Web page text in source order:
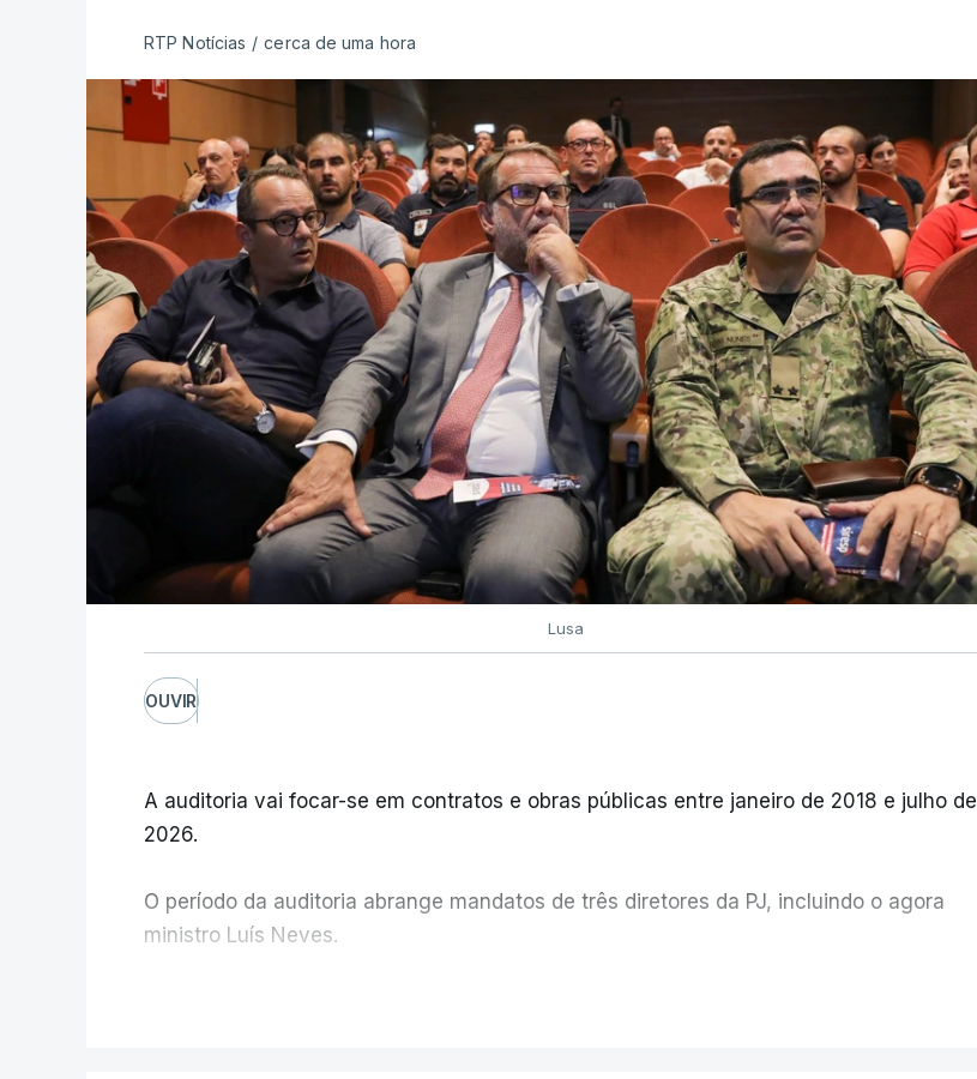
RTP Notícias / cerca de uma hora
Lusa
OUVIR
A auditoria vai focar-se em contratos e obras públicas entre janeiro de 2018 e julho de
2026.
O período da auditoria abrange mandatos de três diretores da PJ, incluindo o agora
ministro Luís Neves.